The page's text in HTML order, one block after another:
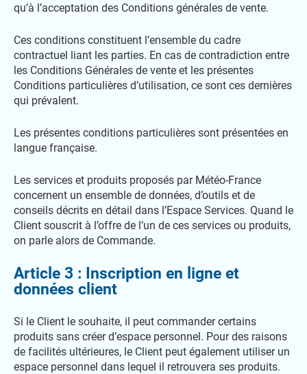
qu’à l’acceptation des Conditions générales de vente.
Ces conditions constituent l’ensemble du cadre
contractuel liant les parties. En cas de contradiction entre
les Conditions Générales de vente et les présentes
Conditions particulières d’utilisation, ce sont ces dernières
qui prévalent.
Les présentes conditions particulières sont présentées en
langue française.
Les services et produits proposés par Météo-France
concernent un ensemble de données, d’outils et de
conseils décrits en détail dans l’Espace Services. Quand le
Client souscrit à l’offre de l’un de ces services ou produits,
on parle alors de Commande.
Article 3 : Inscription en ligne et
données client
Si le Client le souhaite, il peut commander certains
produits sans créer d’espace personnel. Pour des raisons
de facilités ultérieures, le Client peut également utiliser un
espace personnel dans lequel il retrouvera ses produits.